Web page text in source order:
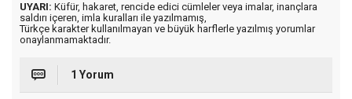
UYARI: Küfür, hakaret, rencide edici cümleler veya imalar, inançlara
saldırı içeren, imla kuralları ile yazılmamış,
Türkçe karakter kullanılmayan ve büyük harflerle yazılmış yorumlar
onaylanmamaktadır.
1 Yorum